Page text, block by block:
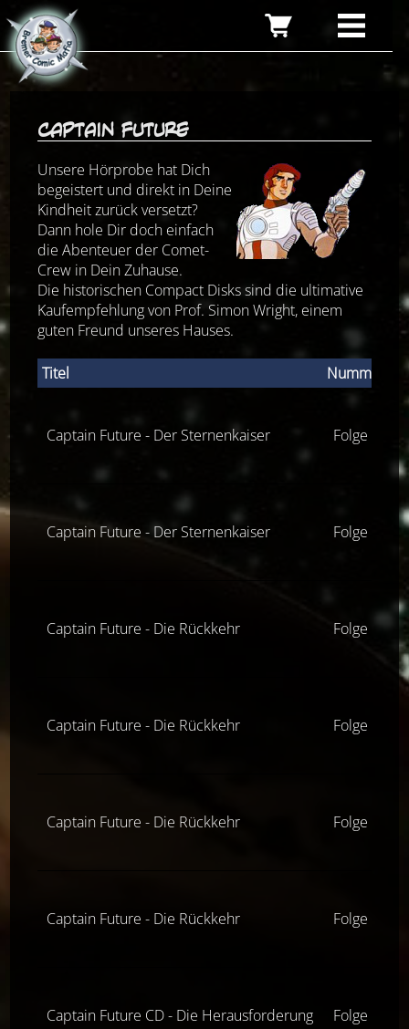
Captain Future
Unsere Hörprobe hat Dich
begeistert und direkt in Deine
Kindheit zurück versetzt?
Dann hole Dir doch einfach
die Abenteuer der Comet-
Crew in Dein Zuhause.
Die historischen Compact Disks sind die ultimative
Kaufempfehlung von Prof. Simon Wright, einem
guten Freund unseres Hauses.
Titel Nummer
Captain Future - Der Sternenkaiser Folge 4
Captain Future - Der Sternenkaiser Folge 5
Captain Future - Die Rückkehr Folge 1
Captain Future - Die Rückkehr Folge 4
Captain Future - Die Rückkehr Folge 5
Captain Future - Die Rückkehr Folge 6
Captain Future CD - Die Herausforderung Folge 1